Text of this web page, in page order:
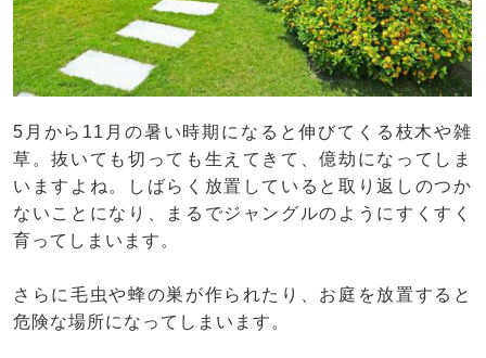
5月から11月の暑い時期になると伸びてくる枝木や雑
草。抜いても切っても生えてきて、億劫になってしま
いますよね。しばらく放置していると取り返しのつか
ないことになり、まるでジャングルのようにすくすく
育ってしまいます。
さらに毛虫や蜂の巣が作られたり、お庭を放置すると
危険な場所になってしまいます。